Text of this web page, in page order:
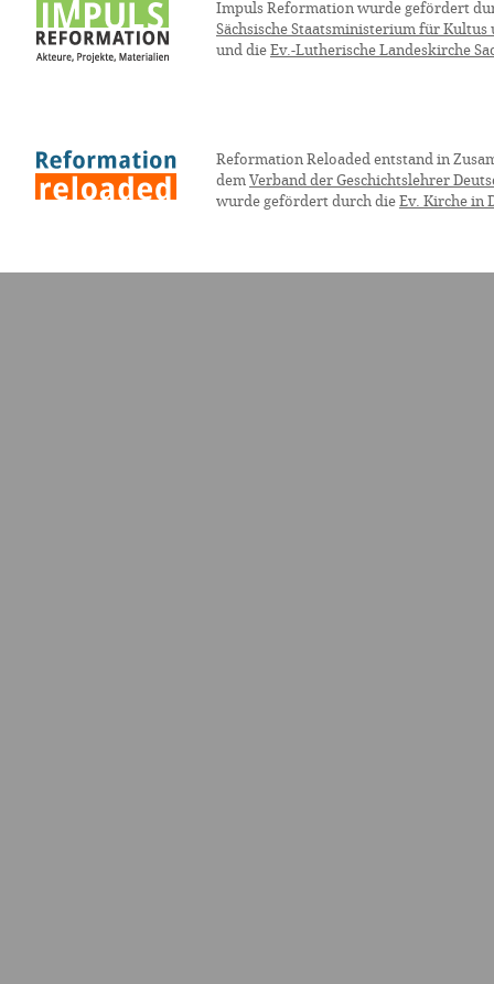
Impuls Reformation wurde gefördert
Sächsische Staatsministerium für Kultus
und die Ev.-Lutherische Landeskirche
Reformation Reloaded entstand in
dem Verband der Geschichtslehrer
wurde gefördert durch die Ev. Kirche in